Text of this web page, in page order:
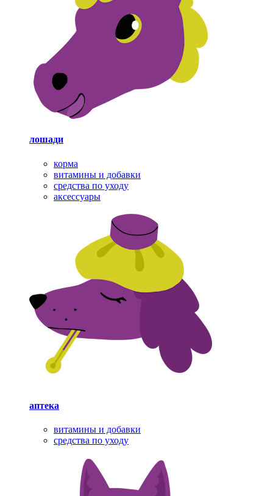
лошади
корма
витамины и добавки
средства по уходу
аксессуары
аптека
витамины и добавки
средства по уходу